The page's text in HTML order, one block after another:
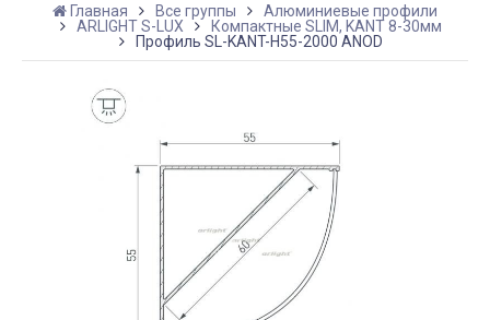
Главная Все группы
Алюминиевые профили
ARLIGHT S-LUX
Компактные SLIM, KANT 8-30мм
Профиль SL-KANT-H55-2000 ANOD